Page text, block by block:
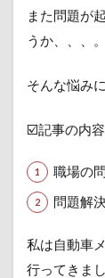
また問題が
うか、、、。
そんな悩み
☑️記事の内容
職場の
問題解
私は自動車
行ってきま